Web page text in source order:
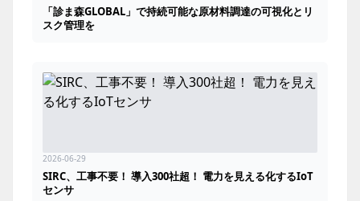
「診ま森GLOBAL」で持続可能な原材料調達の可視化とリ
スク管理を
2026-06-29
SIRC、工事不要！ 導入300社超！ 電力を見える化するIoT
センサ